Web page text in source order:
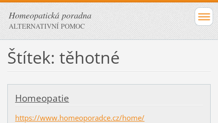
Homeopatická poradna
ALTERNATIVNÍ POMOC
Štítek: těhotné
Homeopatie
https://www.homeoporadce.cz/home/